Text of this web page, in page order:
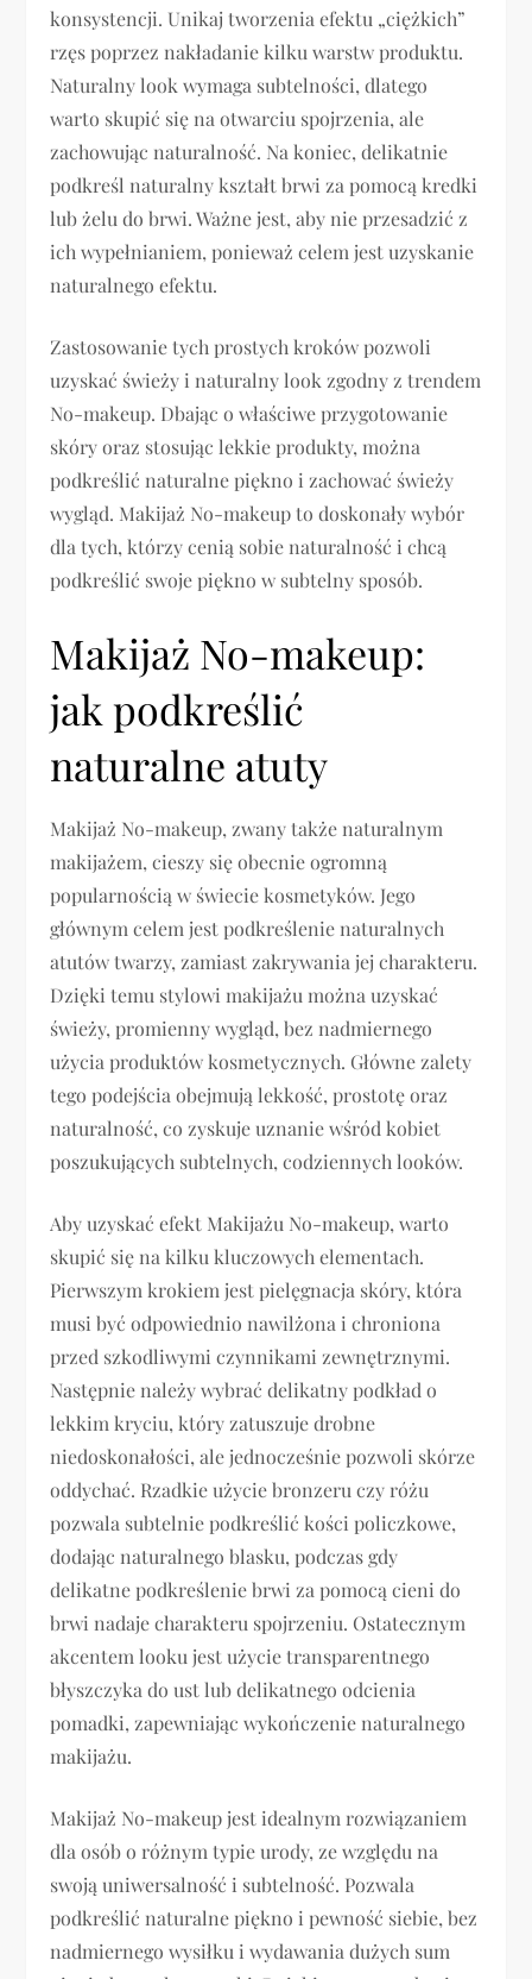
konsystencji. Unikaj tworzenia efektu „ciężkich”
rzęs poprzez nakładanie kilku warstw produktu.
Naturalny look wymaga subtelności, dlatego
warto skupić się na otwarciu spojrzenia, ale
zachowując naturalność. Na koniec, delikatnie
podkreśl naturalny kształt brwi za pomocą kredki
lub żelu do brwi. Ważne jest, aby nie przesadzić z
ich wypełnianiem, ponieważ celem jest uzyskanie
naturalnego efektu.
Zastosowanie tych prostych kroków pozwoli
uzyskać świeży i naturalny look zgodny z trendem
No-makeup. Dbając o właściwe przygotowanie
skóry oraz stosując lekkie produkty, można
podkreślić naturalne piękno i zachować świeży
wygląd. Makijaż No-makeup to doskonały wybór
dla tych, którzy cenią sobie naturalność i chcą
podkreślić swoje piękno w subtelny sposób.
Makijaż No-makeup:
jak podkreślić
naturalne atuty
Makijaż No-makeup, zwany także naturalnym
makijażem, cieszy się obecnie ogromną
popularnością w świecie kosmetyków. Jego
głównym celem jest podkreślenie naturalnych
atutów twarzy, zamiast zakrywania jej charakteru.
Dzięki temu stylowi makijażu można uzyskać
świeży, promienny wygląd, bez nadmiernego
użycia produktów kosmetycznych. Główne zalety
tego podejścia obejmują lekkość, prostotę oraz
naturalność, co zyskuje uznanie wśród kobiet
poszukujących subtelnych, codziennych looków.
Aby uzyskać efekt Makijażu No-makeup, warto
skupić się na kilku kluczowych elementach.
Pierwszym krokiem jest pielęgnacja skóry, która
musi być odpowiednio nawilżona i chroniona
przed szkodliwymi czynnikami zewnętrznymi.
Następnie należy wybrać delikatny podkład o
lekkim kryciu, który zatuszuje drobne
niedoskonałości, ale jednocześnie pozwoli skórze
oddychać. Rzadkie użycie bronzeru czy różu
pozwala subtelnie podkreślić kości policzkowe,
dodając naturalnego blasku, podczas gdy
delikatne podkreślenie brwi za pomocą cieni do
brwi nadaje charakteru spojrzeniu. Ostatecznym
akcentem looku jest użycie transparentnego
błyszczyka do ust lub delikatnego odcienia
pomadki, zapewniając wykończenie naturalnego
makijażu.
Makijaż No-makeup jest idealnym rozwiązaniem
dla osób o różnym typie urody, ze względu na
swoją uniwersalność i subtelność. Pozwala
podkreślić naturalne piękno i pewność siebie, bez
nadmiernego wysiłku i wydawania dużych sum